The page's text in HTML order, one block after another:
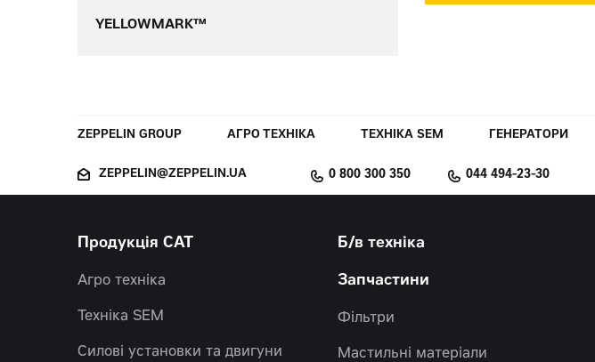
YELLOWMARK™
ZEPPELIN GROUP АГРО ТЕХНІКА ТЕХНІКА SEM ГЕНЕРАТОРИ
ZEPPELIN@ZEPPELIN.UA 0 800 300 350 044 494-23-30
Продукція CAT
Агро техніка
Техніка SEM
Силові установки та двигуни
Б/в техніка
Запчастини
Фільтри
Мастильні матеріали